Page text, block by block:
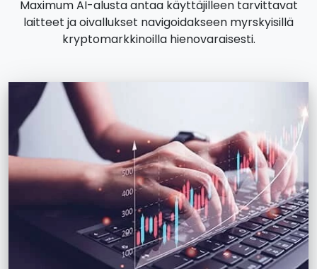
Maximum AI-alusta antaa käyttäjilleen tarvittavat
laitteet ja oivallukset navigoidakseen myrskyisillä
kryptomarkkinoilla hienovaraisesti.